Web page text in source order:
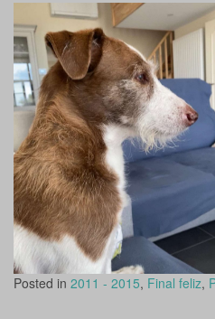
Posted in 2011 - 2015, Final feliz,